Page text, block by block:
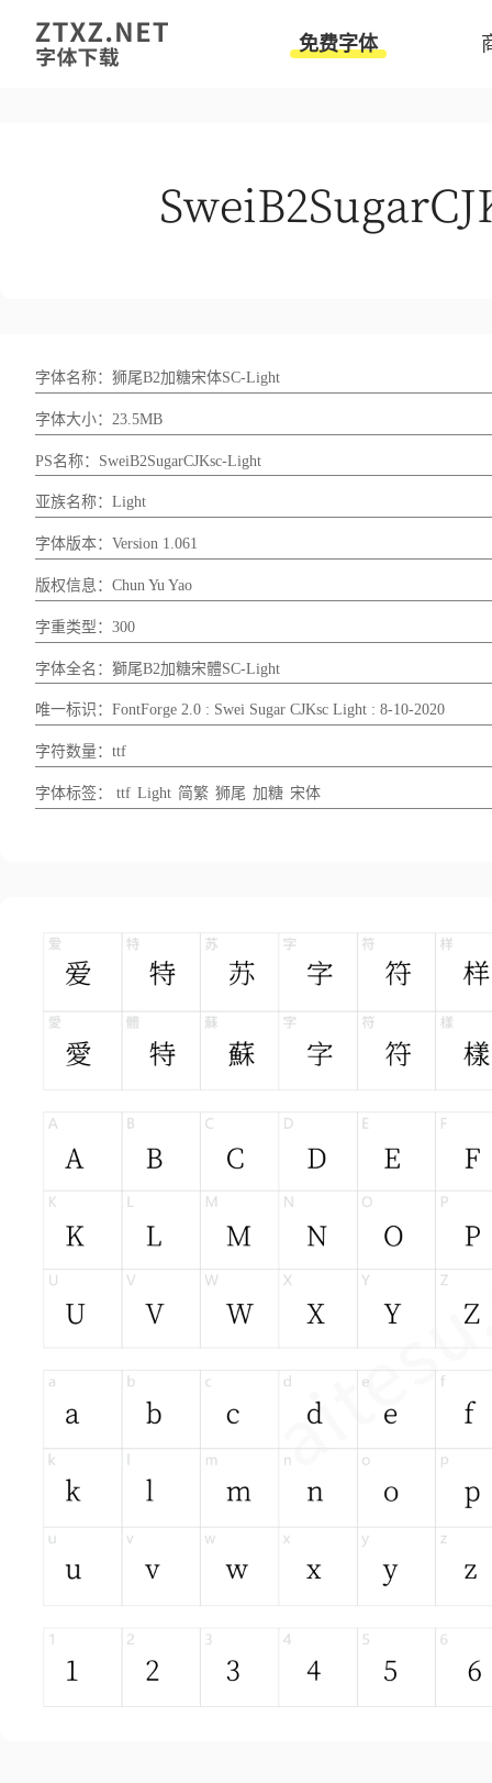
免费字体
字体名称：狮尾B2加糖宋体SC-Light
字体大小：23.5MB
PS名称：SweiB2SugarCJKsc-Light
亚族名称：Light
字体版本：Version 1.061
版权信息：Chun Yu Yao
字重类型：300
字体全名：獅尾B2加糖宋體SC-Light
唯一标识：FontForge 2.0 : Swei Sugar CJKsc Light : 8-10-2020
字符数量：ttf
字体标签： ttf Light 简繁 狮尾 加糖 宋体